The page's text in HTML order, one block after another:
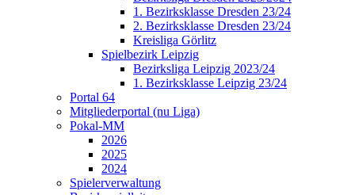
1. Bezirksklasse Dresden 23/24
2. Bezirksklasse Dresden 23/24
Kreisliga Görlitz
Spielbezirk Leipzig
Bezirksliga Leipzig 2023/24
1. Bezirksklasse Leipzig 23/24
Portal 64
Mitgliederportal (nu Liga)
Pokal-MM
2026
2025
2024
Spielerverwaltung